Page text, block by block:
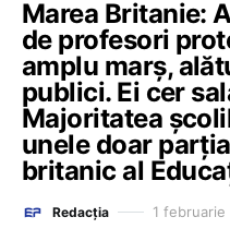
Marea Britanie:
de profesori
amplu marș,
publici. Ei cer
Majoritatea
unele doar
britanic al
Redacția 1